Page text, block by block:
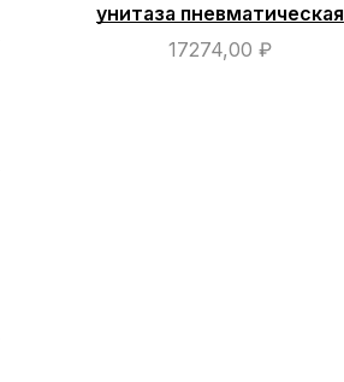
унитаза пневматическая
17274,00 ₽